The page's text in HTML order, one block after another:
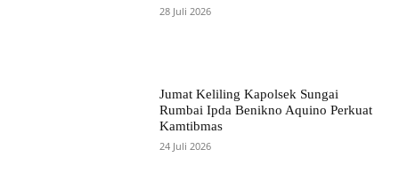
28 Juli 2026
Jumat Keliling Kapolsek Sungai
Rumbai Ipda Benikno Aquino Perkuat
Kamtibmas
24 Juli 2026